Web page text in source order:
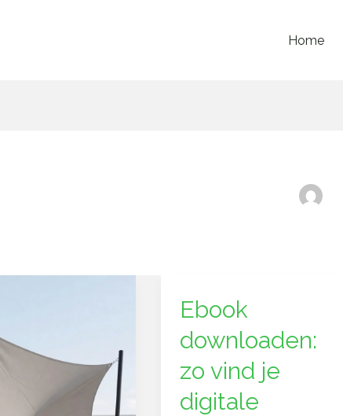
Home
Ebook
downloaden:
zo vind je
digitale
Ebook
downloaden:
zo
vind
je